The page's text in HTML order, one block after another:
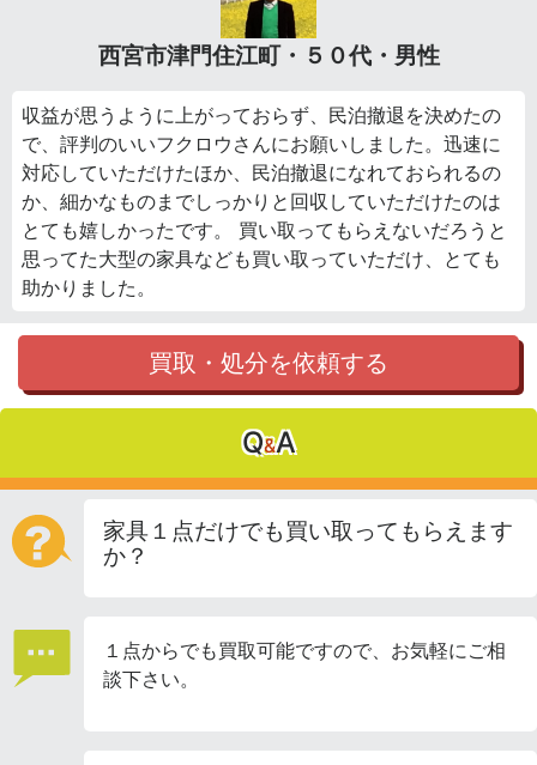
西宮市津門住江町・５０代・男性
収益が思うように上がっておらず、民泊撤退を決めたの
で、評判のいいフクロウさんにお願いしました。迅速に
対応していただけたほか、民泊撤退になれておられるの
か、細かなものまでしっかりと回収していただけたのは
とても嬉しかったです。 買い取ってもらえないだろうと
思ってた大型の家具なども買い取っていただけ、とても
助かりました。
買取・処分を依頼する
Q&A
家具１点だけでも買い取ってもらえます
か？
１点からでも買取可能ですので、お気軽にご相
談下さい。